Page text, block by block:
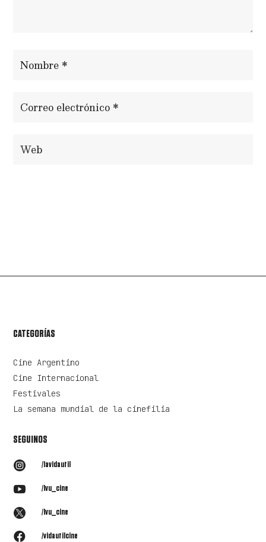
CATEGORÍAS
Cine Argentino
Cine Internacional
Festivales
La semana mundial de la cinefilia
SEGUINOS
 /lavidautil
 /lvu_cine
 /lvu_cine
 /vidautilcine